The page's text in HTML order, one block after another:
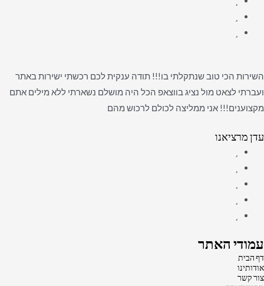
השירות הכי טוב שנתקלתי בו!!! תודה ענקית לכם רכשתי ישירות באתר
ועברתי לצאט מול נציג בווצאפ הכל היה מושלם נשארתי ללא מילים אתם
מקצוענים!!! אני ממליצה לכולם לרכוש מהם
עדן מרציאנו
עמודי האתר
דף הבית
אודותינו
צור קשר